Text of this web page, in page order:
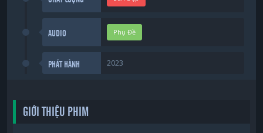
AUDIO Phụ Đề
PHÁT HÀNH 2023
GIỚI THIỆU PHIM